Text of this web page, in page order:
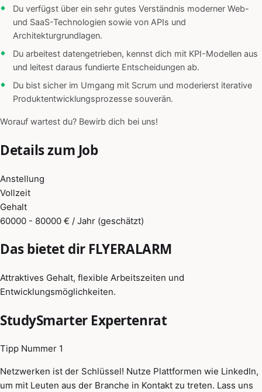
Du verfügst über ein sehr gutes Verständnis moderner Web-
und SaaS-Technologien sowie von APIs und
Architekturgrundlagen.
Du arbeitest datengetrieben, kennst dich mit KPI-Modellen aus
und leitest daraus fundierte Entscheidungen ab.
Du bist sicher im Umgang mit Scrum und moderierst iterative
Produktentwicklungsprozesse souverän.
Worauf wartest du? Bewirb dich bei uns!
Details zum Job
Anstellung
Vollzeit
Gehalt
60000 - 80000 € / Jahr (geschätzt)
Das bietet dir FLYERALARM
Attraktives Gehalt, flexible Arbeitszeiten und
Entwicklungsmöglichkeiten.
StudySmarter Expertenrat
Tipp Nummer 1
Netzwerken ist der Schlüssel! Nutze Plattformen wie LinkedIn,
um mit Leuten aus der Branche in Kontakt zu treten. Lass uns